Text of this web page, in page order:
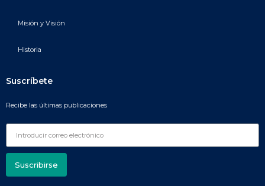
Misión y Visión
Historia
Suscríbete
Recibe las últimas publicaciones
Suscribirse